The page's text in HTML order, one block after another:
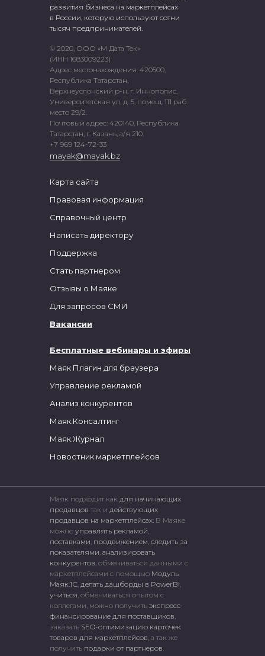
развития бизнеса на маркетплейсах
в России, которую используют сотни
тысяч предпринимателей.
© 2020, ООО «М Дата Тек»
(ИНН 1683009223)
Адрес местонахождения: 420500,
Республика Татарстан,
Верхнеуслонский р-н, г. Иннополис,
Университетская ул, д. 5, помещ. 111 раб.
место 29/2.
Почтовый адрес: 420140, Республика
Татарстан, г. Казань, а/я 210.
+7 969 124-72-33
mayak@mayak.bz
Бесплатные вебинары и эфиры
Маяк Плагин для браузера
Управление рекламой
Анализ конкурентов
Маяк.Консалтинг
Маяк.Журнал
Новостник маркетплейсов
Карта сайта
Правовая информация
Справочный центр
Написать директору
Поддержка
Стать партнером
Отзывы о Маяке
Для запросов СМИ
Вакансии
Маяк подходит как для начинающих
продавцов так и действующих
продавцов на маркетплейсах. В Маяке
можно управлять рекламой,
поставками, продвижением, следить за
показателями, анализировать
конкурентов, обмениваться данными с
маркетплейсами c помощью Модуль
Маяк.1С, делать дашборды в PowerBI,
учиться, обмениваться опытом с
коллегами, можно получить экспресс-
финансирование для поставщиков,
заказать SEO-оптимизацию карточек
товаров для маркетплейсов, а так же
получить подарки от партнеров.